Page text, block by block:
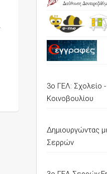
3ο ΓΕΛ: Σχολείο
Κοινοβουλίου
Δημιουργώντας
Σερρών